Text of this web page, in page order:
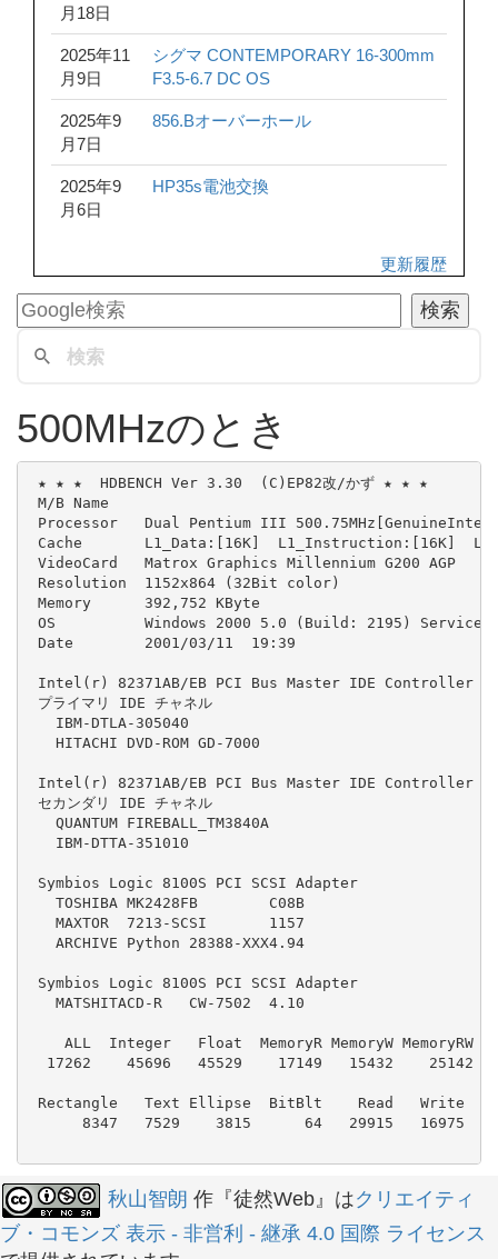
月18日
2025年11
月9日
シグマ CONTEMPORARY 16-300mm
F3.5-6.7 DC OS
2025年9
月7日
856.Bオーバーホール
2025年9
月6日
HP35s電池交換
更新履歴
500MHzのとき
★ ★ ★  HDBENCH Ver 3.30  (C)EP82改/かず ★ ★ ★
M/B Name
Processor   Dual Pentium III
Cache       L1_Data:[16K]  L1_Instruction:[16K]
VideoCard   Matrox Graphics Millennium G200 AGP
Resolution  1152x864 (32Bit color)
Memory      392,752 KByte
OS          Windows 2000 5.0 (Build: 2195) Service
Date        2001/03/11  19:39
Intel(r) 82371AB/EB PCI Bus Master IDE Controller
プライマリ IDE チャネル
   IBM-DTLA-305040
   HITACHI DVD-ROM GD-7000
Intel(r) 82371AB/EB PCI Bus Master IDE Controller
セカンダリ IDE チャネル
   QUANTUM FIREBALL_TM3840A
   IBM-DTTA-351010
Symbios Logic 8100S PCI SCSI Adapter
   TOSHIBA MK2428FB        C08B
   MAXTOR  7213-SCSI       1157
   ARCHIVE Python 28388-XXX4.94
Symbios Logic 8100S PCI SCSI Adapter
   MATSHITACD-R   CW-7502  4.10
ALL  Integer   Float  MemoryR MemoryW MemoryRW
17262    45696   45529    17149   15432    25142
Rectangle   Text Ellipse  BitBlt    Read   Write
8347   7529    3815      64   29915   16975
秋山智朗 作『徒然Web』はクリエイティ
ブ・コモンズ 表示 - 非営利 - 継承 4.0 国際 ライセンス